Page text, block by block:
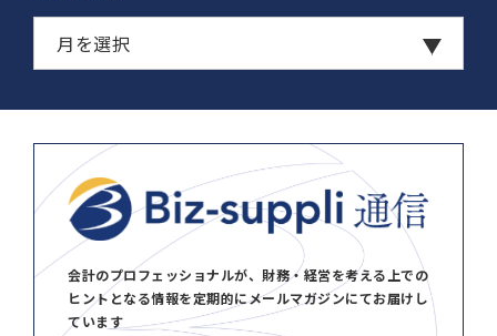
会計のプロフェッショナルが、財務・経営を考える上での
ヒントとなる情報を定期的にメールマガジンにてお届けし
ています